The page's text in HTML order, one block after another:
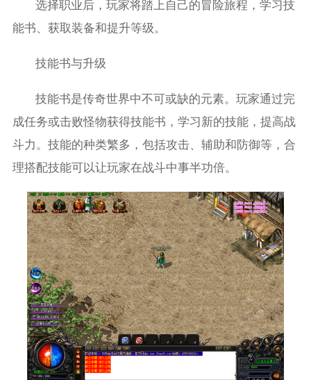
选择职业后，玩家将踏上自己的冒险旅程，学习技
能书、获取装备和提升等级。
技能书与升级
技能书是传奇世界中不可或缺的元素。玩家通过完
成任务或击败怪物获得技能书，学习新的技能，提高战
斗力。技能的种类繁多，包括攻击、辅助和防御等，合
理搭配技能可以让玩家在战斗中事半功倍。